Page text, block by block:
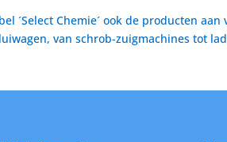
´Select Chemie´ ook de producten
van schrob-zuigmachines tot